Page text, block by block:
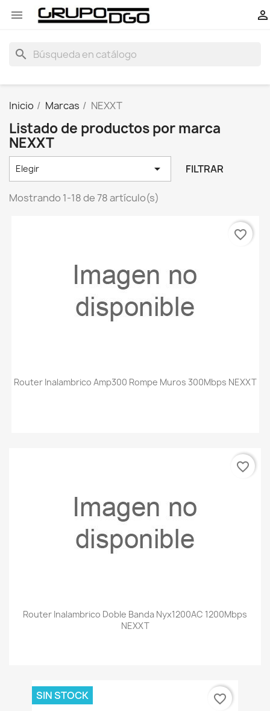
 
search
Inicio Marcas NEXXT
Listado de productos por marca
NEXXT
Elegir  FILTRAR
Mostrando 1-18 de 78 artículo(s)
Router Inalambrico Amp300 Rompe Muros 300Mbps NEXXT
favorite_border
Router Inalambrico Doble Banda Nyx1200AC 1200Mbps
NEXXT
favorite_border
SIN STOCK favorite_border